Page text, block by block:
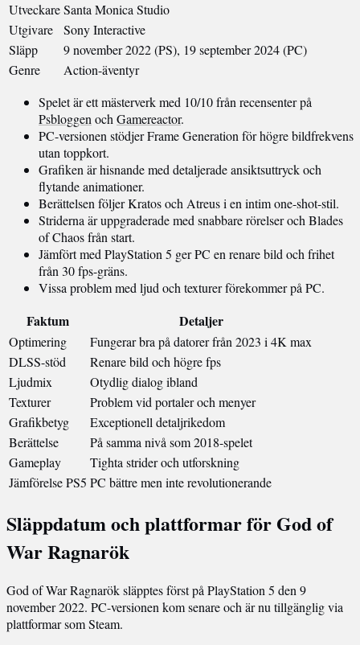
UtveckareSanta Monica Studio
Utgivare
Sony Interactive
Släpp
9 november 2022 (PS), 19 september 2024 (PC)
Genre
Action-äventyr
Spelet är ett mästerverk med 10/10 från recensenter på
Psbloggen och Gamereactor.
PC-versionen stödjer Frame Generation för högre bildfrekvens
utan toppkort.
Grafiken är hisnande med detaljerade ansiktsuttryck och
flytande animationer.
Berättelsen följer Kratos och Atreus i en intim one-shot-stil.
Striderna är uppgraderade med snabbare rörelser och Blades
of Chaos från start.
Jämfört med PlayStation 5 ger PC en renare bild och frihet
från 30 fps-gräns.
Vissa problem med ljud och texturer förekommer på PC.
Faktum Detaljer
Optimering
Fungerar bra på datorer från 2023 i 4K max
DLSS-stöd
Renare bild och högre fps
Ljudmix
Otydlig dialog ibland
Texturer
Problem vid portaler och menyer
Grafikbetyg
Exceptionell detaljrikedom
Berättelse
På samma nivå som 2018-spelet
Gameplay
Tighta strider och utforskning
Jämförelse PS5 PC bättre men inte revolutionerande
Släppdatum och plattformar för God of
War Ragnarök
God of War Ragnarök släpptes först på PlayStation 5 den 9
november 2022. PC-versionen kom senare och är nu tillgänglig via
plattformar som Steam.